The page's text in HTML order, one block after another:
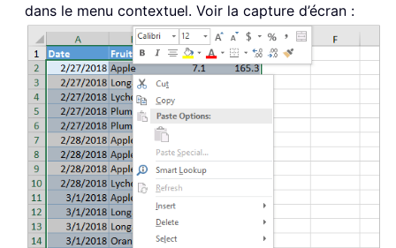
dans le menu contextuel. Voir la capture d’écran :